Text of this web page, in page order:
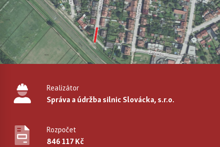
Realizátor
Správa a údržba silnic Slovácka, s.r.o.
Rozpočet
846 117 Kč